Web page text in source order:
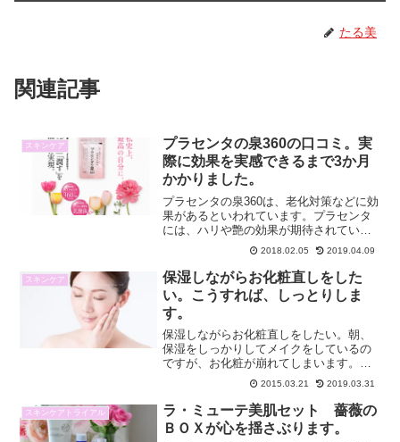
たる美
関連記事
スキンケア
プラセンタの泉360の口コミ。実
際に効果を実感できるまで3か月
かかりました。
プラセンタの泉360は、老化対策などに効
果があるといわれています。プラセンタ
には、ハリや艶の効果が期待されている
ことは誰でも知っています。 プラセンタ
って、本当にアンチエイジングに効果的
なの？ プラセンタの含有率はどれくらい
のものを選べばい...
2018.02.05 2019.04.09
スキンケア
保湿しながらお化粧直しをした
い。こうすれば、しっとりしま
す。
保湿しながらお化粧直しをしたい。朝、
保湿をしっかりしてメイクをしているの
ですが、お化粧が崩れてしまいます。化
粧崩れしにくいファンデーションをつか
うと、肌の乾燥が激しく成り、崩れ方も
ひどくなります。特に夏の暑い時期は、
ベロベロになることもあり...
2015.03.21 2019.03.31
スキンケアトライアル
ラ・ミューテ美肌セット 薔薇の
ＢＯＸが心を揺さぶります。